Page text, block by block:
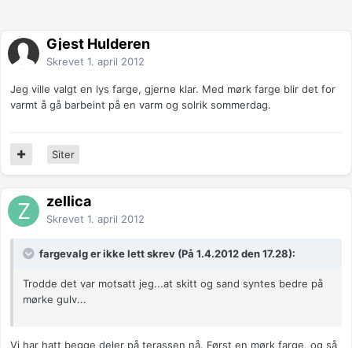
Gjest Hulderen
Skrevet 1. april 2012
Jeg ville valgt en lys farge, gjerne klar. Med mørk farge blir det for
varmt å gå barbeint på en varm og solrik sommerdag.
Siter
zellica
Skrevet 1. april 2012
fargevalg er ikke lett skrev (På 1.4.2012 den 17.28):
Trodde det var motsatt jeg...at skitt og sand syntes bedre på
mørke gulv...
Vi har hatt begge deler på terassen nå. Først en mørk farge, og så